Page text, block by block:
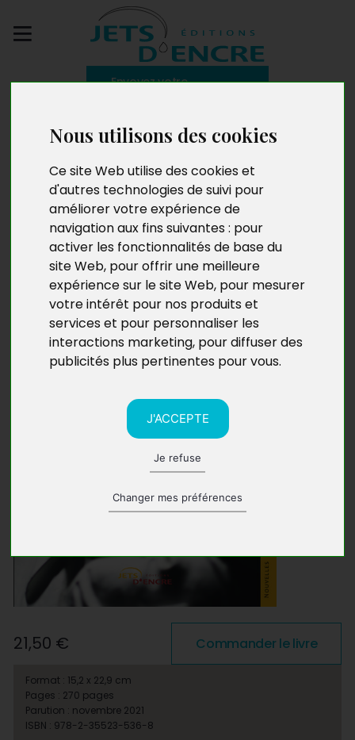
Nous utilisons des cookies
Ce site Web utilise des cookies et
d'autres technologies de suivi pour
améliorer votre expérience de
navigation aux fins suivantes : pour
activer les fonctionnalités de base du
site Web, pour offrir une meilleure
expérience sur le site Web, pour mesurer
votre intérêt pour nos produits et
services et pour personnaliser les
interactions marketing, pour diffuser des
publicités plus pertinentes pour vous.
J'ACCEPTE
Je refuse
Changer mes préférences
Envoyez votre
L’Interdit
21,50 € Commander le livre
Format : 15,2 x 22,9 cm
Pages : 270 pages
Parution : novembre 2021
ISBN : 978-2-35523-536-8